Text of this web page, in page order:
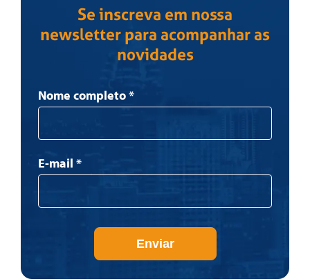
Se inscreva em nossa
newsletter para acompanhar as
novidades
Newsletter
Nome completo*
E-mail *
Enviar